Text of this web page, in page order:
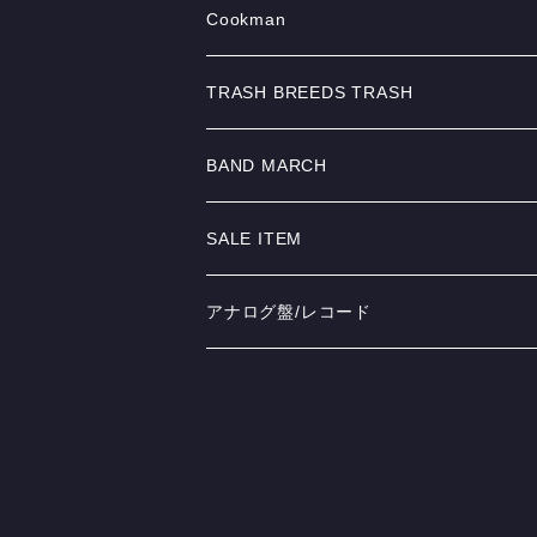
TEEシャツ
GOODS
Tシャツ
GOODS
JACKET
SWEAT&PARKA
Cookman
pants
Jacket
Other
TRASH BREEDS TRASH
TOPS
BOTTOM
GOODS&OTHER
BAND MARCH
Tシャツ
GOODS
SALE ITEM
MINOS
アナログ盤/レコード